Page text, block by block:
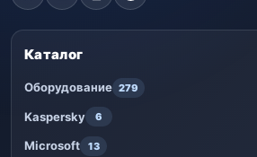
Каталог
Оборудование 279
Kaspersky 6
Microsoft 13